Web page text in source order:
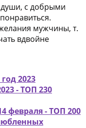
души, с добрыми
мужчины, т.
вдвойне
2023
- ТОП 230
февраля - ТОП 200